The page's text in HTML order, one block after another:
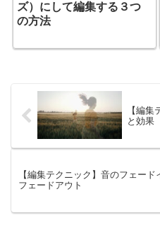
ズ）にして編集する３つ
の方法
【編
と効果
【編集テクニック】音のフェード
フェードアウト